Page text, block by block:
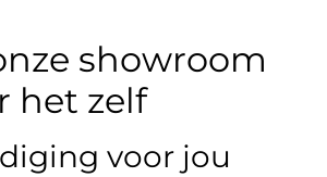
showroom
het zelf
voor jou